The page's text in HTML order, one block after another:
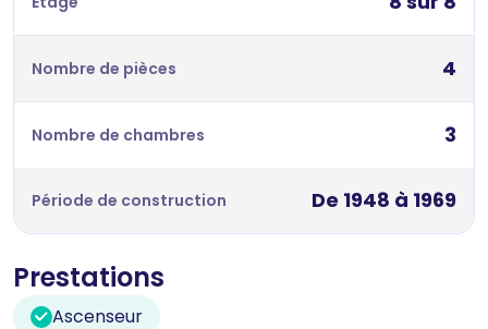
Nombre de pièces 4
Nombre de chambres 3
Période de construction De 1948 à 1969
Prestations
Ascenseur